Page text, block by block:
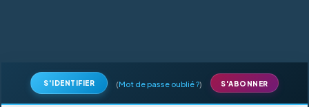
S'IDENTIFIER (Mot de passe oublié ?) S'ABONNER